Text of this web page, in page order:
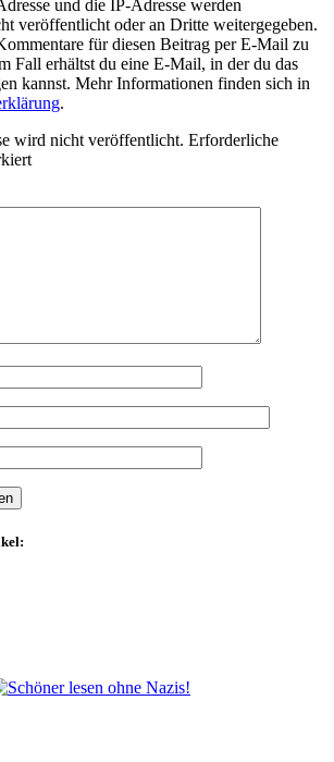
und die IP-Adresse werden
veröffentlicht oder an Dritte weitergegeben.
für diesen Beitrag per E-Mail zu
Fall erhältst du eine E-Mail, in der du das
kannst. Mehr Informationen finden sich in
.
wird nicht veröffentlicht. Erforderliche